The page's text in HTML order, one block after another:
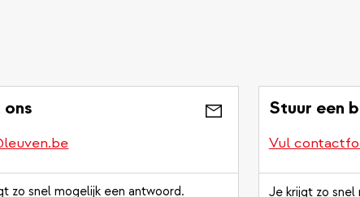
zo snel mogelijk een antwoord.
Stuur een
Vul
Je krijgt zo snel